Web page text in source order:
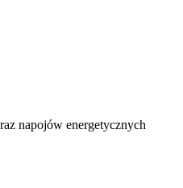
napojów energetycznych